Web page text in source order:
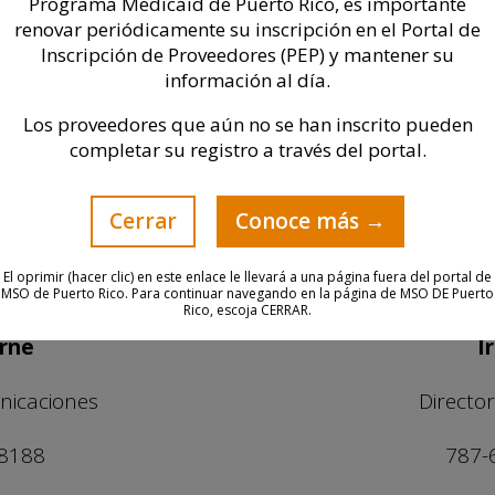
Contacto de Medios
comunicarse con
directamente
787-
renovar periódicamente su inscripción en el Portal de
Inscripción de Proveedores (PEP) y mantener su
información al día.
Los proveedores que aún no se han inscrito pueden
completar su registro a través del portal.
Cerrar Conoce más →
El oprimir (hacer clic) en este enlace le llevará a una página fuera del portal de
MSO de Puerto Rico. Para continuar navegando en la página de MSO DE Puerto
Rico, escoja CERRAR.